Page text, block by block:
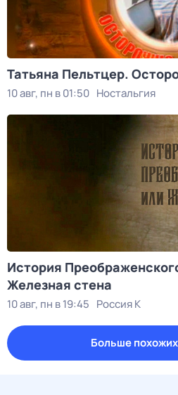
Татьяна Пельтцер.
10 авг, пн в 01:50 Ностальгия
История
Железная стена
10 авг, пн в 19:45 Россия К
Больше